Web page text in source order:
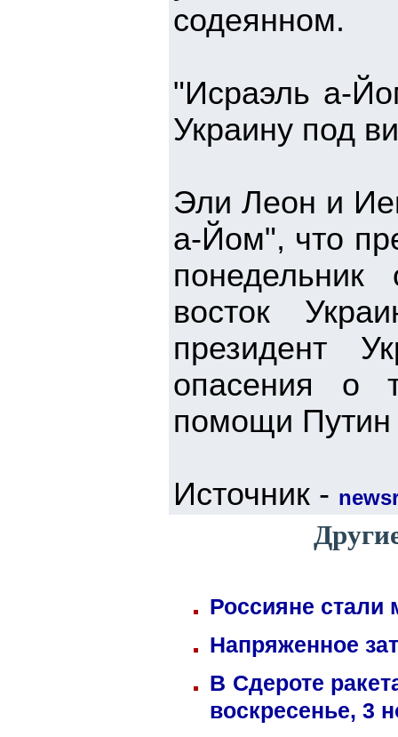
содеянном.
"Исраэль а-
Украину под
Эли Леон и
а-Йом", что
восток
президент
опасения о
помощи Путин
Источник -
Россияне стали
Напряженное
В Сдероте
воскресенье, 3